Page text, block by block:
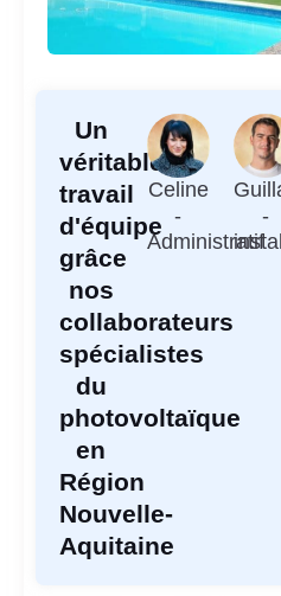
Un
véritable
travail
d'équipe
grâce
nos
collaborateurs
spécialistes
du
photovoltaïque
en
Région
Nouvelle-
Aquitaine
Celine
-
Administratif
-